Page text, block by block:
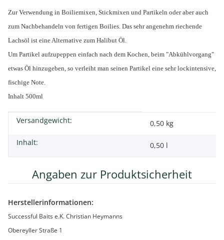
Zur Verwendung in Boiliemixen, Stickmixen und Partikeln oder aber auch
zum Nachbehandeln von fertigen Boilies. Das sehr angenehm riechende
Lachsöl ist eine Alternative zum Halibut Öl.
Um Partikel aufzupeppen einfach nach dem Kochen, beim "Abkühlvorgang"
etwas Öl hinzugeben, so verleiht man seinen Partikel eine sehr lockintensive,
fischige Note.
Inhalt 500ml
Produkteigenschaft
Wert
Versandgewicht:
0,50 kg
Inhalt:
0,50 l
Angaben zur Produktsicherheit
Herstellerinformationen:
Successful Baits e.K. Christian Heymanns
Obereyller Straße 1